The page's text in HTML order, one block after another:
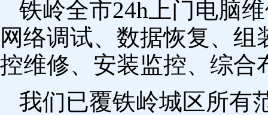
铁岭全市24h上门电脑
网络调试、数据恢复、
控维修、安装监控、综合
我们已覆铁岭城区所有